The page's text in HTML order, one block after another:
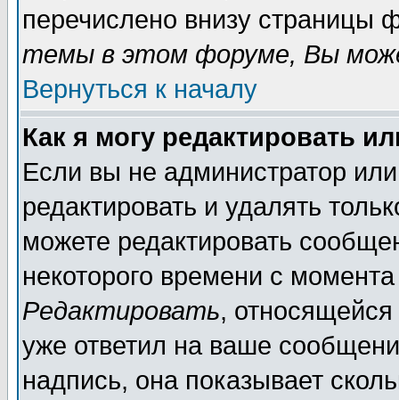
перечислено внизу страницы
темы в этом форуме, Вы
Вернуться к началу
Как я могу редактировать
Если вы не администратор
редактировать и удалять
можете редактировать
некоторого времени с
Редактировать,
уже ответил на ваше
надпись, она показывает